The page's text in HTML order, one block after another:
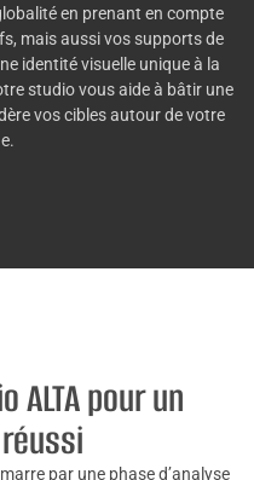
en prenant en compte
mais aussi vos supports de
identité visuelle unique à la
studio vous aide à bâtir une
vos cibles autour de votre
ALTA pour un
par une phase d’analyse